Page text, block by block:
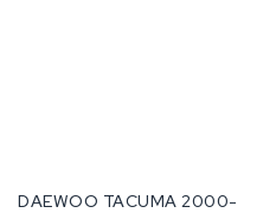
공
DAEWOO TACUMA 2000-